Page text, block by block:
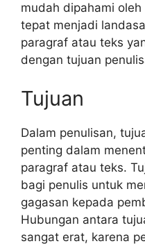
mudah dipahami
tepat menjadi
paragraf atau teks
dengan tujuan
Tujuan
Dalam penulisan,
penting dalam
paragraf atau teks.
bagi penulis untuk
gagasan kepada
Hubungan antara
sangat erat, karena